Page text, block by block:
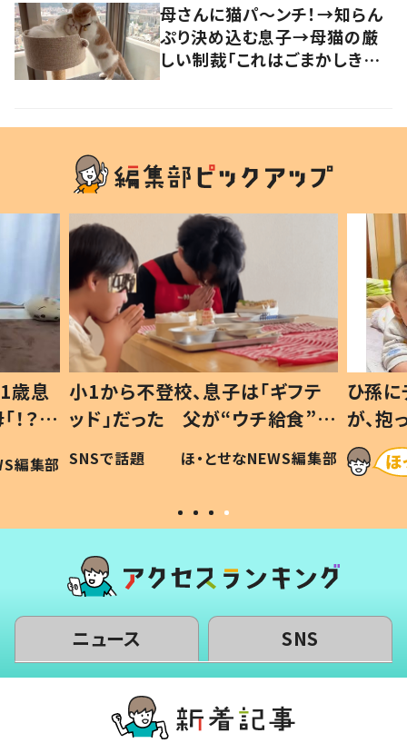
母さんに猫パ～ンチ！→知らん
ぷり決め込む息子→母猫の厳
しい制裁「これはごまかしきれ
歳息
？」
編集部
小1から不登校、息子は「ギフテ
ッド」だった 父が“ウチ給食”を
作り続ける理由とは #令和の親
#令和の子
SNSで話題 ほ・とせなNEWS編集部
ひ孫
が、
「涙が
い」
ニュース SNS